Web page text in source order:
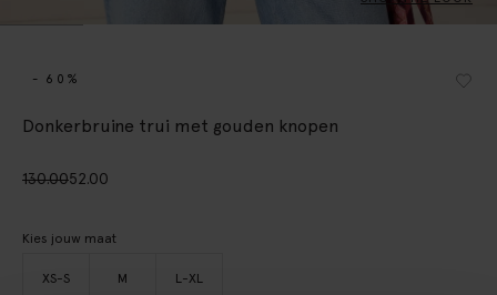
- 60%
Donkerbruine trui met gouden knopen
130.0052.00
Kies jouw maat
XS-S M L-XL